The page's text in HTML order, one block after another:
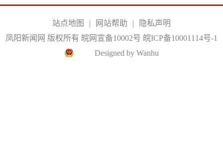
站点地图 | 网站帮助 |
隐私声明
凤阳新闻网 版权所有 皖网宣备10002号 皖ICP备10001114号-1
Designed by Wanhu